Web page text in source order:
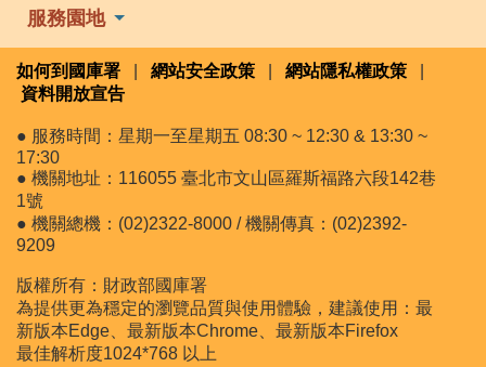
服務園地
如何到國庫署 網站安全政策 網站隱私權政策
資料開放宣告
● 服務時間：星期一至星期五 08:30 ~ 12:30 & 13:30 ~
17:30
● 機關地址：116055 臺北市文山區羅斯福路六段142巷
1號
● 機關總機：(02)2322-8000 / 機關傳真：(02)2392-
9209
版權所有：財政部國庫署
為提供更為穩定的瀏覽品質與使用體驗，建議使用：最
新版本Edge、最新版本Chrome、最新版本Firefox
最佳解析度1024*768 以上